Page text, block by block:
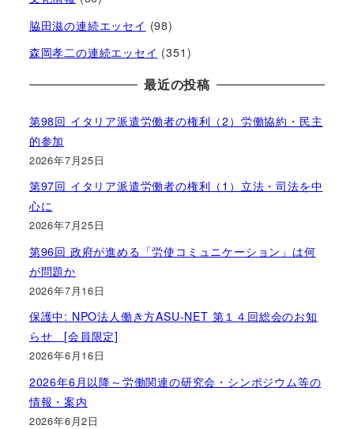
脇田滋の連続エッセイ (98)
森岡孝二の連続エッセイ (351)
最近の投稿
第98回 イタリア派遣労働者の権利（2）労働協約・民主
的参加
2026年7月25日
第97回 イタリア派遣労働者の権利（1）立法・司法を中
心に
2026年7月25日
第96回 政府が進める「労使コミュニケーション」は何
が問題か
2026年7月16日
保護中: NPO法人働き方ASU-NET 第１４回総会のお知
らせ [会員限定]
2026年6月16日
2026年6月以降～労働関連の研究会・シンポジウム等の
情報・案内
2026年6月2日